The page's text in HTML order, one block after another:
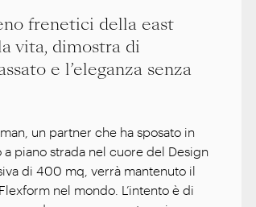
frenetici della east
vita, dimostra di
e l’eleganza senza
un partner che ha sposato in
piano strada nel cuore del Design
di 400 mq, verrà mantenuto il
nel mondo. L’intento è di